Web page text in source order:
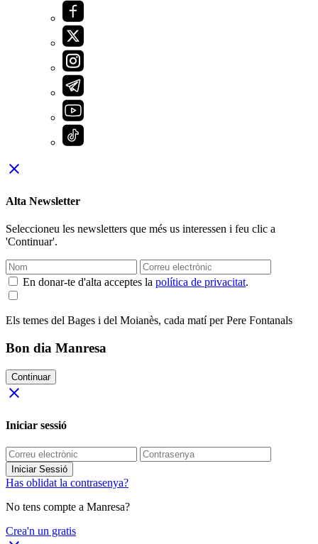
close
Alta Newsletter
Seleccioneu les newsletters que més us interessen i feu clic a
'Continuar'.
En donar-te d'alta acceptes la política de privacitat.
Els temes del Bages i del Moianès, cada matí per Pere Fontanals
Bon dia Manresa
Continuar
close
Iniciar sessió
Iniciar Sessió
Has oblidat la contrasenya?
No tens compte a Manresa?
Crea'n un gratis